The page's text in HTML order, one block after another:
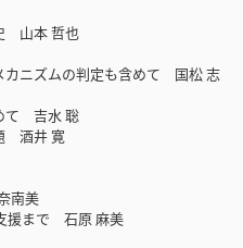
山本 哲也
カニズムの判定も含めて 国松 志
て 吉水 聡
酒井 寛
南美
援まで 石原 麻美